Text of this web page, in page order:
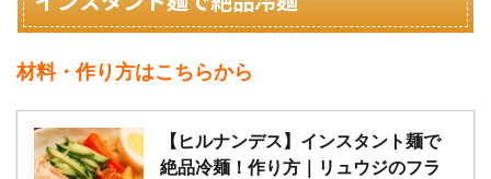
材料・作り方はこちらから
【ヒルナンデス】インスタント麺で
絶品冷麺！作り方｜リュウジのフラ